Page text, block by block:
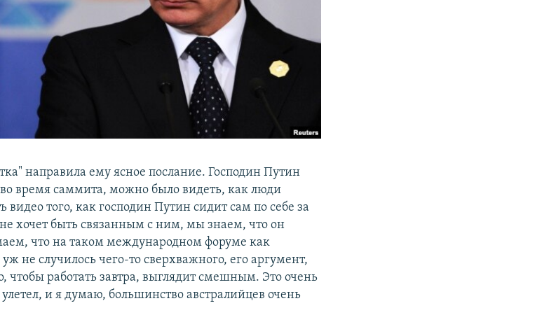
направила ему ясное послание. Господин Путин
время саммита, можно было видеть, как люди
видео того, как господин Путин сидит сам по себе за
хочет быть связанным с ним, мы знаем, что он
что на таком международном форуме как
не случилось чего-то сверхважного, его аргумент,
чтобы работать завтра, выглядит смешным. Это очень
и я думаю, большинство австралийцев очень